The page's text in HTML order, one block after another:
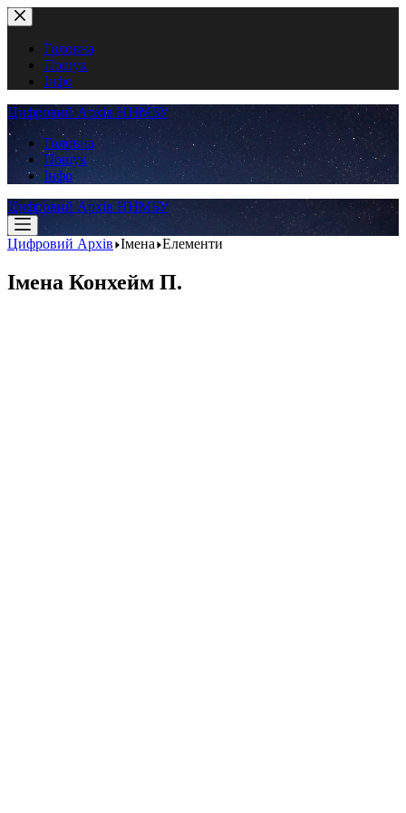
Перейти
до
вмістуГоловна
Пошук
Інфо
Цифровий Архів ННМБУ
Головна
Пошук
Інфо
Цифровий Архів ННМБУ
Цифровий Архів Імена Елементи
Імена Конхейм П.